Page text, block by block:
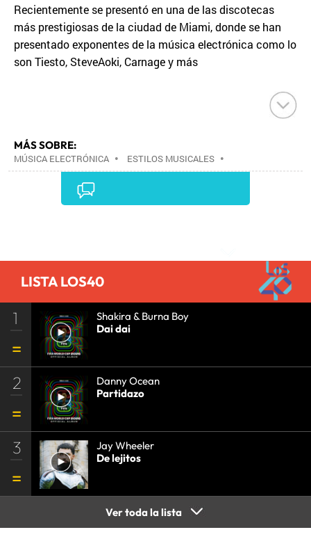
Recientemente se presentó en una de las discotecas
más prestigiosas de la ciudad de Miami, donde se han
presentado exponentes de la música electrónica como lo
son Tiesto, SteveAoki, Carnage y más
MÁS SOBRE:
MÚSICA ELECTRÓNICA • ESTILOS MUSICALES •
•
LISTA LOS40
1
Shakira & Burna Boy
Dai dai
2
Danny Ocean
Partidazo
3
Jay Wheeler
De lejitos
Ver toda la lista